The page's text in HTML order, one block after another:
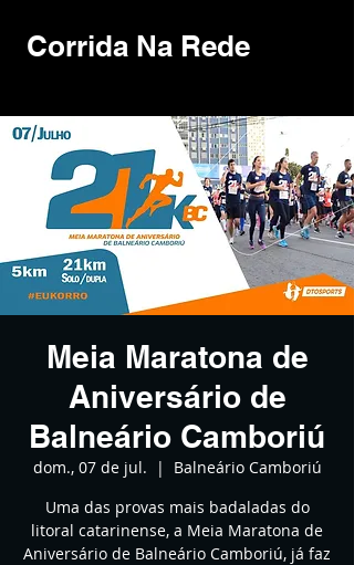
Corrida Na Rede
Meia Maratona de
Aniversário de
Balneário Camboriú
dom., 07 de jul.
  |
Balneário Camboriú
Uma das provas mais badaladas do
litoral catarinense, a Meia Maratona de
Aniversário de Balneário Camboriú, já faz